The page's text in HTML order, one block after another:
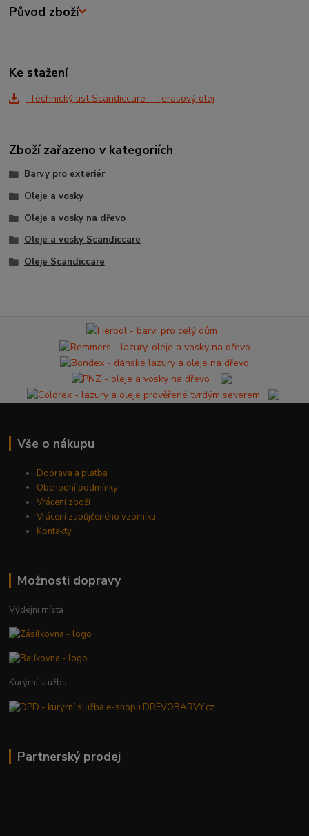
Původ zboží
Ke stažení
Technický list Scandiccare - Terasový olej
Zboží zařazeno v kategoriích
Barvy pro exteriér
Oleje a vosky
Oleje a vosky na dřevo
Oleje a vosky Scandiccare
Oleje Scandiccare
Vše o nákupu
Doprava a platba
Obchodní podmínky
Vrácení zboží
Vrácení zapůjčeného vzorníku
Kontakty
Možnosti dopravy
Výdejní místa
Kurýrní služba
Partnerský prodej